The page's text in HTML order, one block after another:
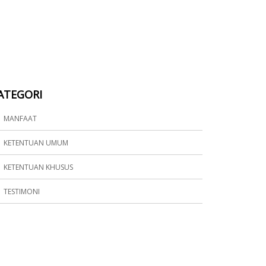
MANFAAT
KETENTUAN UMUM
KETENTUAN KHUSUS
TESTIMONI